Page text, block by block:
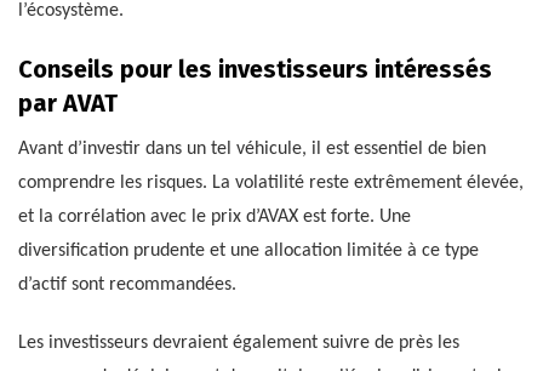
l’écosystème.
Conseils pour les investisseurs intéressés
par AVAT
Avant d’investir dans un tel véhicule, il est essentiel de bien
comprendre les risques. La volatilité reste extrêmement élevée,
et la corrélation avec le prix d’AVAX est forte. Une
diversification prudente et une allocation limitée à ce type
d’actif sont recommandées.
Les investisseurs devraient également suivre de près les